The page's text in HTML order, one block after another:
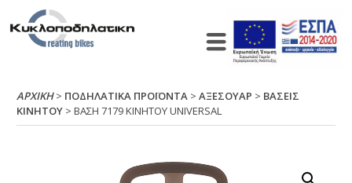
ΑΡΧΙΚΉ> ΠΟΔΗΛΑΤΙΚΑ ΠΡΟΪΟΝΤΑ >ΑΞΕΣΟΥΑΡ > ΒΑΣΕΙΣ
ΚΙΝΗΤΟΥ > ΒΑΣΗ 7179 ΚΙΝΗΤΟΥ UΝΙVΕRSΑL